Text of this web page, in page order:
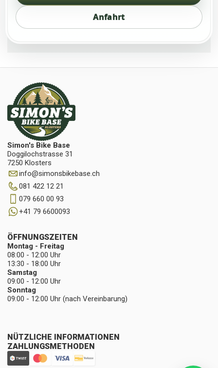
Anfahrt
Simon's Bike Base
Doggilochstrasse 31
7250 Klosters
info@simonsbikebase.ch
081 422 12 21
079 660 00 93
+41 79 6600093
NÜTZLICHE INFORMATIONEN
ZAHLUNGSMETHODEN
ÖFFNUNGSZEITEN
Montag - Freitag
08:00 - 12:00 Uhr
13:30 - 18:00 Uhr
Samstag
09:00 - 12:00 Uhr
Sonntag
09:00 - 12:00 Uhr (nach Vereinbarung)